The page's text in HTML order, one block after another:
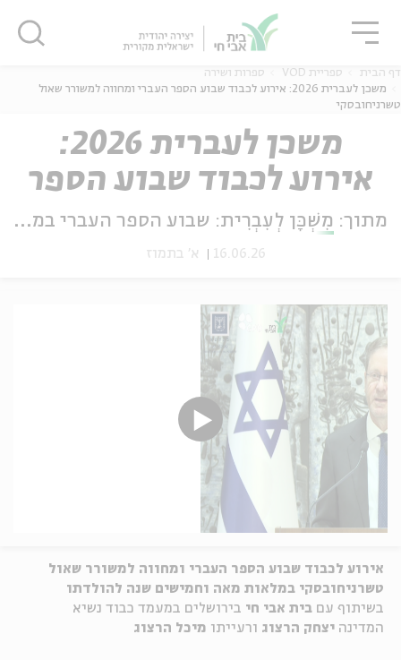
אנגלית
דף הבית ספריית VOD
ספרות ושירה
משכן לעברית 2026: אירוע לכבוד שבוע הספר העברי ומחווה למשורר שאול
טשרניחובסקי
משכן לעברית 2026:
אירוע לכבוד שבוע הספר
העברי ומחווה למשורר
שאול טשרניחובסקי
מתוך: מִשְׁכָּן לְעִבְרִית: שבוע הספר העברי במשכן הנשיא
16.06.26 א' בתמוז
אירוע לכבוד שבוע הספר העברי ומחווה למשורר שאול
טשרניחובסקי במלאות מאה וחמישים שנה להולדתו
בשיתוף עם בית אבי חי בירושלים במעמד כבוד נשיא
המדינה יצחק הרצוג ורעייתו מיכל הרצוג
סגור